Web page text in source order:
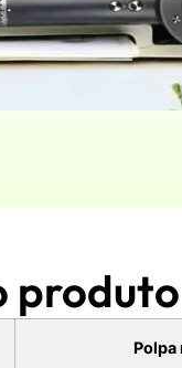
produto
Polpa